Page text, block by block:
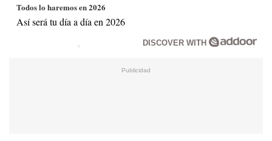
Todos lo haremos en 2026
Así será tu día a día en 2026
DISCOVER WITH